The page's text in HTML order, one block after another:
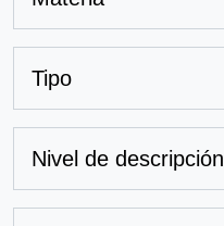
Tipo
Nivel de descripción